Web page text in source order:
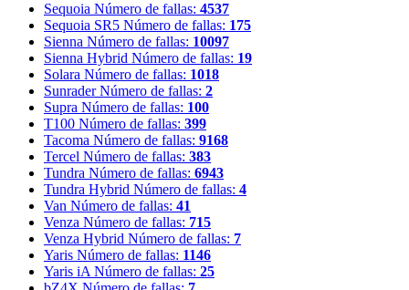
Sequoia Número de fallas: 4537
Sequoia SR5 Número de fallas: 175
Sienna Número de fallas: 10097
Sienna Hybrid Número de fallas: 19
Solara Número de fallas: 1018
Sunrader Número de fallas: 2
Supra Número de fallas: 100
T100 Número de fallas: 399
Tacoma Número de fallas: 9168
Tercel Número de fallas: 383
Tundra Número de fallas: 6943
Tundra Hybrid Número de fallas: 4
Van Número de fallas: 41
Venza Número de fallas: 715
Venza Hybrid Número de fallas: 7
Yaris Número de fallas: 1146
Yaris iA Número de fallas: 25